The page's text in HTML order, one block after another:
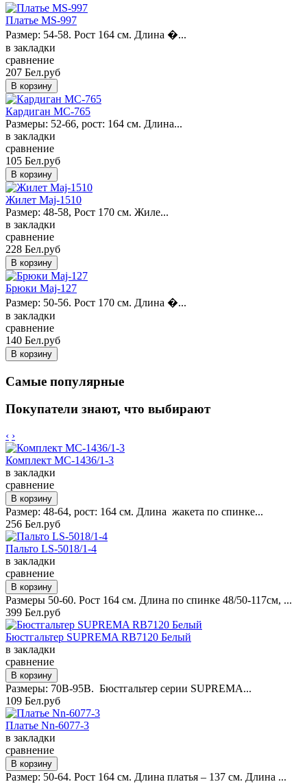
Платье MS-997
Размер: 54-58. Рост 164 см. Длина �...
в закладки
сравнение
207 Бел.руб
Кардиган МC-765
Pазмеры: 52-66, рост: 164 см. Длина...
в закладки
сравнение
105 Бел.руб
Жилет Maj-1510
Размер: 48-58, Рост 170 см. Жиле...
в закладки
сравнение
228 Бел.руб
Брюки Maj-127
Размер: 50-56. Рост 170 см. Длина �...
в закладки
сравнение
140 Бел.руб
Самые популярные
Покупатели знают, что выбирают
‹ ›
Комплект MC-1436/1-3
в закладки
сравнение
Размер: 48-64, рост: 164 см. Длина жакета по спинке...
256 Бел.руб
Пальто LS-5018/1-4
в закладки
сравнение
Размеры 50-60. Рост 164 см. Длина по спинке 48/50-117см, ...
399 Бел.руб
Бюстгальтер SUPREMA RB7120 Белый
в закладки
сравнение
Размеры: 70B-95B. Бюстгальтер серии SUPREMA...
109 Бел.руб
Платье Nn-6077-3
в закладки
сравнение
Размер: 50-64. Рост 164 см. Длина платья – 137 см. Длина ...